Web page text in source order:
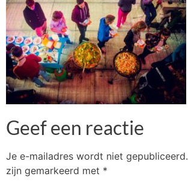
Geef een reactie
Je e-mailadres wordt niet gepubliceerd.
zijn gemarkeerd met *